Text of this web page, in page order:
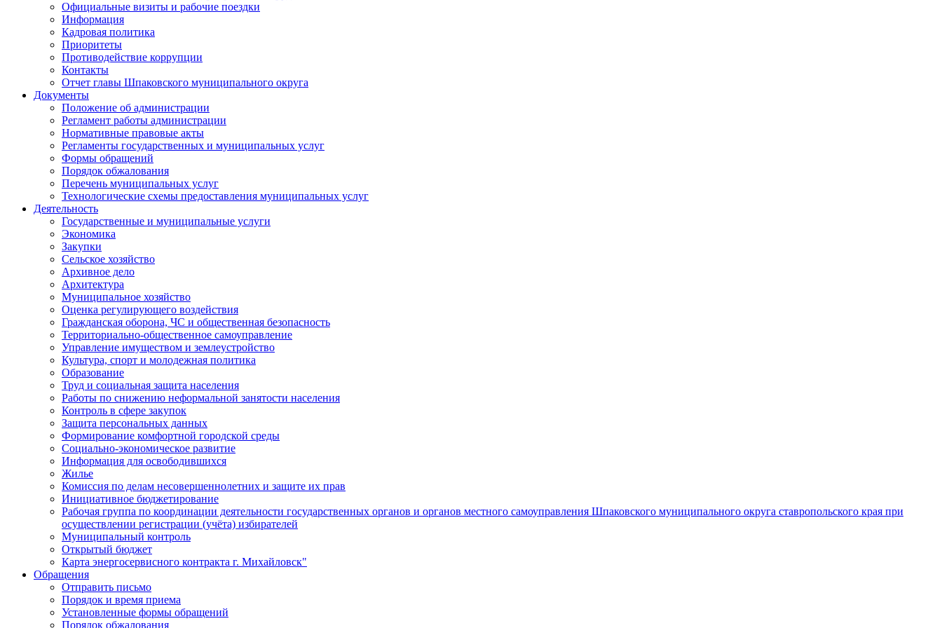
Официальные визиты и рабочие поездки
Информация
Кадровая политика
Приоритеты
Противодействие коррупции
Контакты
Отчет главы Шпаковского муниципального округа
Документы
Положение об администрации
Регламент работы администрации
Нормативные правовые акты
Регламенты государственных и муниципальных услуг
Формы обращений
Порядок обжалования
Перечень муниципальных услуг
Технологические схемы предоставления муниципальных услуг
Деятельность
Государственные и муниципальные услуги
Экономика
Закупки
Сельское хозяйство
Архивное дело
Архитектура
Муниципальное хозяйство
Оценка регулирующего воздействия
Гражданская оборона, ЧС и общественная безопасность
Территориально-общественное самоуправление
Управление имуществом и землеустройство
Культура, спорт и молодежная политика
Образование
Труд и социальная защита населения
Работы по снижению неформальной занятости населения
Контроль в сфере закупок
Защита персональных данных
Формирование комфортной городской среды
Социально-экономическое развитие
Информация для освободившихся
Жилье
Комиссия по делам несовершеннолетних и защите их прав
Инициативное бюджетирование
Рабочая группа по координации деятельности государственных органов и органов местного самоуправления Шпаковского муниципального округа ставропольского края при
осуществлении регистрации (учёта) избирателей
Муниципальный контроль
Открытый бюджет
Карта энергосервисного контракта г. Михайловск"
Обращения
Отправить письмо
Порядок и время приема
Установленные формы обращений
Порядок обжалования